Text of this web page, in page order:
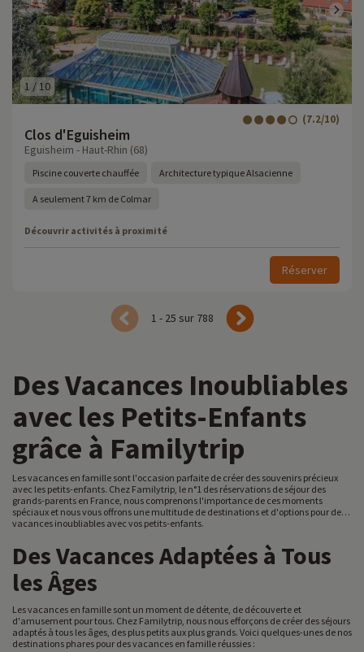
1 / 10
Clos d'Eguisheim
(7.2/10)
Eguisheim - Haut-Rhin (68)
Piscine couverte chauffée Architecture typique Alsacienne
A seulement 7 km de Colmar
Découvrir activités à proximité
Réserver
1 - 25 sur 788
Des Vacances Inoubliables
avec les Petits-Enfants
grâce à Familytrip
Les vacances en famille sont l'occasion parfaite de créer des souvenirs précieux
avec les petits-enfants. Chez Familytrip, le n°1 des réservations de séjour des
grands-parents en France, nous comprenons l'importance de ces moments
spéciaux et nous vous offrons une multitude de destinations et d'options pour des
vacances inoubliables avec vos petits-enfants.
Des Vacances Adaptées à Tous
les Âges
Les vacances en famille sont un moment de détente, de découverte et
d'amusement pour tous. Chez Familytrip, nous nous efforçons de créer des séjours
adaptés à tous les âges, des plus petits aux plus grands. Voici quelques-unes de nos
destinations phares pour des vacances en famille réussies :